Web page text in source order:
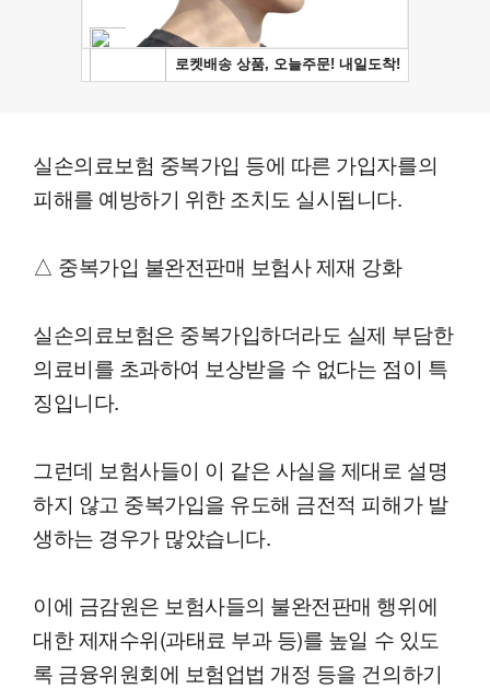
실손의료보험 중복가입 등에 따른 가입자를의
피해를 예방하기 위한 조치도 실시됩니다.
△ 중복가입 불완전판매 보험사 제재 강화
실손의료보험은 중복가입하더라도 실제 부담한
의료비를 초과하여 보상받을 수 없다는 점이 특
징입니다.
그런데 보험사들이 이 같은 사실을 제대로 설명
하지 않고 중복가입을 유도해 금전적 피해가 발
생하는 경우가 많았습니다.
이에 금감원은 보험사들의 불완전판매 행위에
대한 제재수위(과태료 부과 등)를 높일 수 있도
록 금융위원회에 보험업법 개정 등을 건의하기